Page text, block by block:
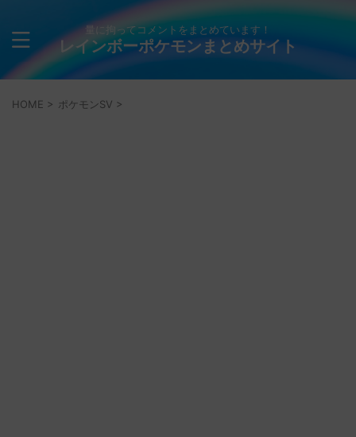
量に拘ってコメントをまとめています！
レインボーポケモンまとめサイト
HOME > ポケモンSV >